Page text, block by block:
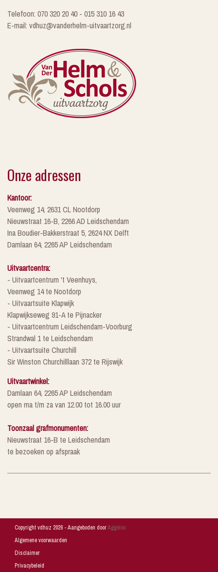
Telefoon: 070 320 20 40 - 015 310 16 43
E-mail: vdhuz@vanderhelm-uitvaartzorg.nl
Onze adressen
Kantoor:
Veenweg 14, 2631 CL Nootdorp
Nieuwstraat 16-B, 2266 AD Leidschendam
Ina Boudier-Bakkerstraat 5, 2624 NX Delft
Damlaan 64, 2265 AP Leidschendam
Uitvaartcentra:
- Uitvaartcentrum 't Veenhuys,
Veenweg 14 te Nootdorp
- Uitvaartsuite Klapwijk
Klapwijkseweg 91-A te Pijnacker
- Uitvaartcentrum Leidschendam-Voorburg
Strandwal 1 te Leidschendam
- Uitvaartsuite Churchill
Sir Winston Churchilllaan 372 te Rijswijk
Uitvaartwinkel:
Damlaan 64, 2265 AP Leidschendam
open ma t/m za van 12.00 tot 16.00 uur
Toonzaal grafmonumenten:
Nieuwstraat 16-B te Leidschendam
te bezoeken op afspraak
Copyright vdhuz 2026 - Aangeboden doorAggeloo
Algemene voorwaarden
Disclaimer
Privacybeleid